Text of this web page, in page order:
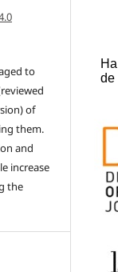
to
of
them.
and
increase
the